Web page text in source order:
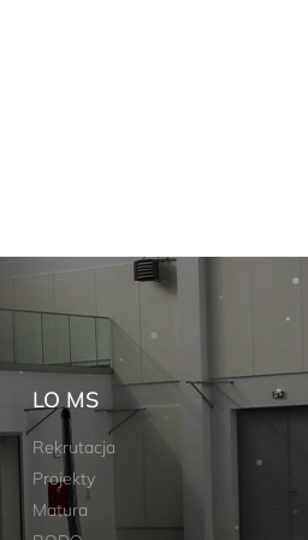
LO MS
Rekrutacja
Projekty
Matura